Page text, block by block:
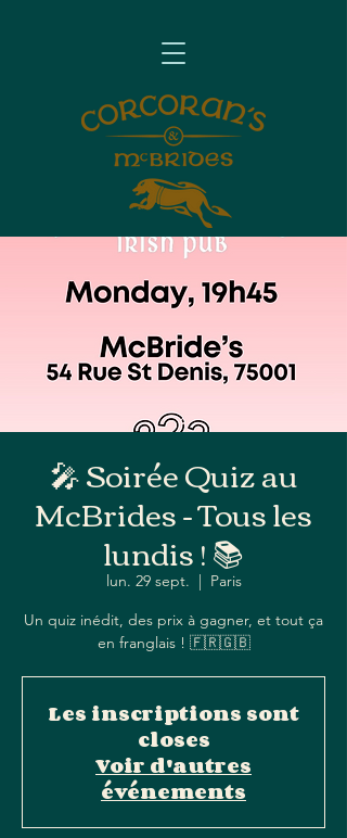
🎤 Soirée Quiz au
McBrides - Tous les
lundis ! 📚
lun. 29 sept.
  |
Paris
Un quiz inédit, des prix à gagner, et tout ça
en franglais ! 🇫🇷🇬🇧
Les inscriptions sont
closes
Voir d'autres
événements